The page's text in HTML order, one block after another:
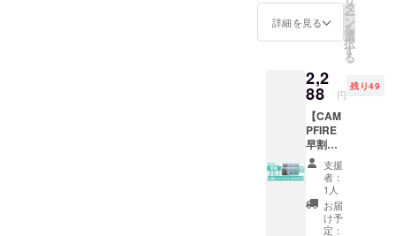
客様の多様
なニーズ、
ライフスタ
せ多様性、
利便性のあ
る商品・
サービスを
お届けして
おります。
ぜひエリー
ト貿易の活
詳細を見る
タ
ー
ン
を
選
択
す
る
2,2
88 円
残り49
【CAM
PFIRE
早割・
35%OF
F】4個
セット
で
￥2,288
円（税
支援
者：
1人
お届
け予
定：